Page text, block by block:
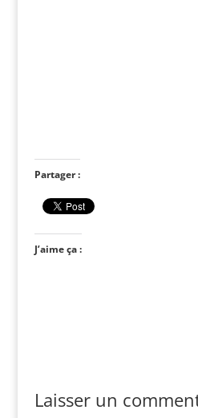
Partager :
J’aime ça :
Laisser un